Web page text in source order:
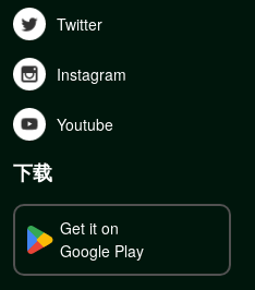
Twitter
Instagram
Youtube
下载
Get it on
Google Play